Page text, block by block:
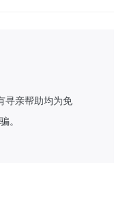
寻亲帮助均为免
。